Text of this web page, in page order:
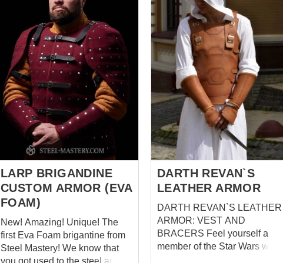
armour is supplied with firm
leather belts with buckles. You
may fit your armament
comfortably on you body by
useing these belts. This light
and beautiful armour is
available for order is in different
sizes and in such colours:
black, wine-red, brown and
hazel (light brown). And below
you will wind some funny
backstory to ...
on your body. Price includes: -
long cuirass with cut from the
front; - leather pelerine; -
bracers. Belt with cast buckle
"Orlamunde" can be ordered
separately. Please choose
required size and colour in
options. Boobs and dragons
forever! Armor of Jon Snow or
beauty will save the world
Once upon a time… When
the...
LARP BRIGANDINE
CUSTOM ARMOR (EVA
FOAM)
New! Amazing! Unique! The
first Eva Foam brigantine from
Steel Mastery! We know that
you got used to the steel armor
DARTH REVAN`S
LEATHER ARMOR
DARTH REVAN`S LEATHER
ARMOR: VEST AND
BRACERS Feel yourself a
member of the Star Wars with